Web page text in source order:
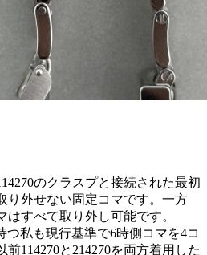
のクラスプと接続された最初
り外せない固定コマです。一方
はすべて取り外し可能です。
つ私も現行基準で6時側コマを4コ
114270と214270を両方着用した